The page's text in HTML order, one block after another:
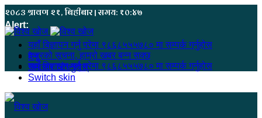
२०८३ श्रावण २१, बिहीबार | समय: १०:४७
Alert:
यहाँ बिज्ञापन गर्नु परेमा ९८६८५५५७८० मा सम्पर्क गर्नुहोस
हजुरको सूचना, हाम्रो खबर बन्न सक्छ
यहाँ बिज्ञापन गर्नु परेमा ९८६८५५५७८० मा सम्पर्क गर्नुहोस
मेनू
समाचार खोज्नुहोस्
Switch skin